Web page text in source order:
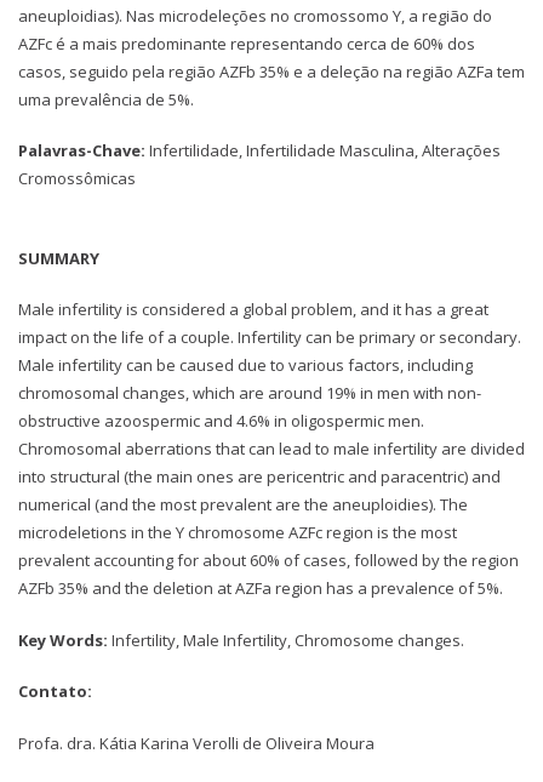
aneuploidias). Nas microdeleções no cromossomo Y, a região do
AZFc é a mais predominante representando cerca de 60% dos
casos, seguido pela região AZFb 35% e a deleção na região AZFa tem
uma prevalência de 5%.
Palavras-Chave: Infertilidade, Infertilidade Masculina, Alterações
Cromossômicas
SUMMARY
Male infertility is considered a global problem, and it has a great
impact on the life of a couple. Infertility can be primary or secondary.
Male infertility can be caused due to various factors, including
chromosomal changes, which are around 19% in men with non-
obstructive azoospermic and 4.6% in oligospermic men.
Chromosomal aberrations that can lead to male infertility are divided
into structural (the main ones are pericentric and paracentric) and
numerical (and the most prevalent are the aneuploidies). The
microdeletions in the Y chromosome AZFc region is the most
prevalent accounting for about 60% of cases, followed by the region
AZFb 35% and the deletion at AZFa region has a prevalence of 5%.
Key Words: Infertility, Male Infertility, Chromosome changes.
Contato:
Profa. dra. Kátia Karina Verolli de Oliveira Moura